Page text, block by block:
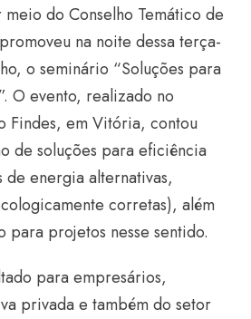
do Conselho Temático de
na noite dessa terça-
o seminário “Soluções para
O evento, realizado no
Findes, em Vitória, contou
de soluções para eficiência
energia alternativas,
corretas), além
para projetos nesse sentido.
para empresários,
privada e também do setor